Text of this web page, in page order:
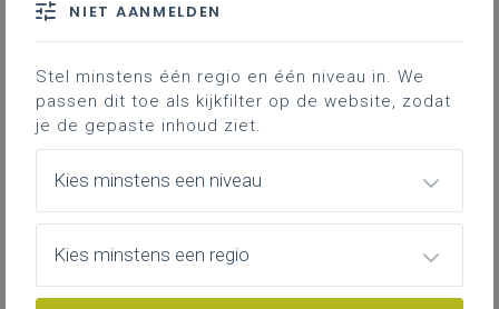
Onderwijscontinuüm
Het antwoord op deheterogeniteit
ontwikkelingstrajecten. Er bestaat een groep
kinderen die na een periode in het
buitengewoon onderwijs, kan overschakelen
naar het gewoon onderwijs en een groep
leerlingen die permanent aangewezen is op
NIET AANMELDEN
Stel minstens één regio en één niveau in. We
passen dit toe als kijkfilter op de website, zodat
je de gepaste inhoud ziet.
Kies minstens een niveau
Kies minstens een regio